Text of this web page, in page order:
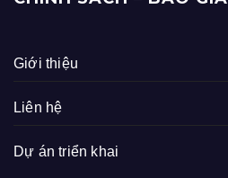
Giới thiệu
Liên hệ
Dự án triển khai